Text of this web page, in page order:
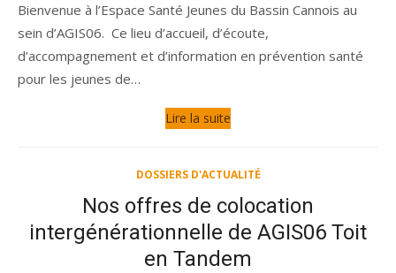
Bienvenue à l’Espace Santé Jeunes du Bassin Cannois au
sein d’AGIS06. Ce lieu d’accueil, d’écoute,
d’accompagnement et d’information en prévention santé
pour les jeunes de…
Lire la suite
DOSSIERS D'ACTUALITÉ
Nos offres de colocation
intergénérationnelle de AGIS06 Toit
en Tandem